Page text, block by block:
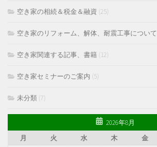
空き家の相続＆税金＆融資 (25)
空き家のリフォーム、解体、耐震工事について
空き家関連する記事、書籍 (12)
空き家セミナーのご案内 (5)
未分類 (7)
2026年8月
月
火 水 木 金